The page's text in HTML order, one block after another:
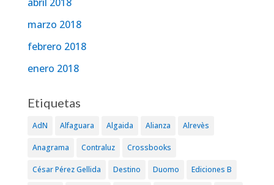
marzo 2018
febrero 2018
enero 2018
Etiquetas
AdN Alfaguara Algaida Alianza Alrevès
Anagrama Contraluz Crossbooks
César Pérez Gellida Destino Duomo Ediciones B